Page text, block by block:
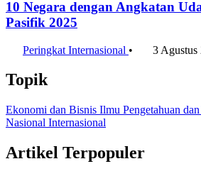
10 Negara dengan Angkatan
Pasifik 2025
Peringkat Internasional • 3 Agustus
Topik
Ekonomi dan Bisnis Ilmu Pengetahuan
Nasional Internasional
Artikel Terpopuler